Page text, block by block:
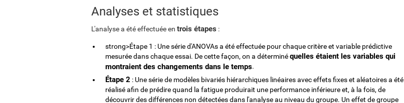
Analyses et statistiques
L'analyse a été effectuée en trois étapes :
strong>Étape 1 : Une série d'ANOVAs a été effectuée pour chaque critère et variable prédictive
mesurée dans chaque essai. De cette façon, on a déterminéquelles étaient les variables qui
montraient des changements dans le temps.
Étape 2 : Une série de modèles bivariés hiérarchiques linéaires avec effets fixes et aléatoires a été
réalisé afin de prédire quand la fatigue produirait une performance inférieure et, à la fois, de
découvrir des différences non détectées dans l'analyse au niveau du groupe. Un effet de groupe